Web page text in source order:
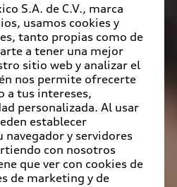
S.A. de C.V., marca
usamos cookies y
tanto propias como de
a tener una mejor
sitio web y analizar el
nos permite ofrecerte
a tus intereses,
personalizada. Al usar
establecer
navegador y servidores
con nosotros
que ver con cookies de
de marketing y de